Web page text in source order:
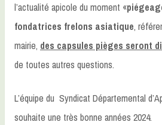
l’actualité apicole du moment «
fondatrices frelons asiatique,
mairie, des capsules pièges seront
de toutes autres questions.
L’équipe du Syndicat Départemental
souhaite une très bonne années 2024.